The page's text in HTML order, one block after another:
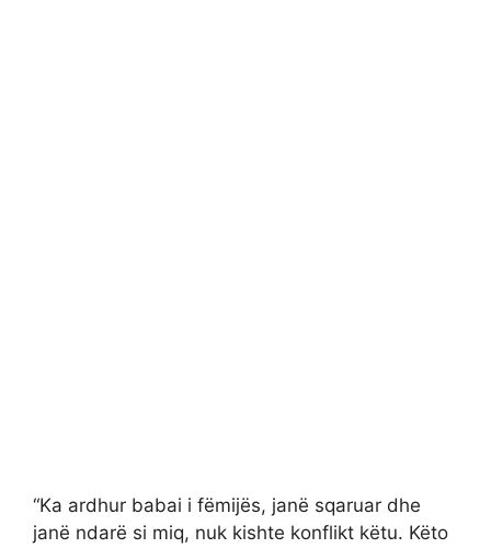
“Ka ardhur babai i fëmijës, janë sqaruar dhe
janë ndarë si miq, nuk kishte konflikt këtu. Këto